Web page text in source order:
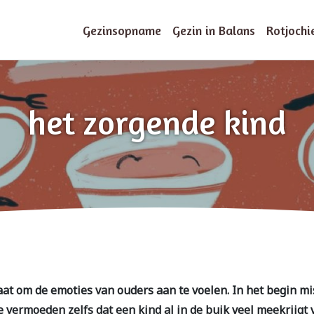
Gezinsopname Gezin in Balans
het zorgende kind
om de emoties van ouders aan te voelen. In het begin
vermoeden zelfs dat een kind al in de buik veel meekrijgt